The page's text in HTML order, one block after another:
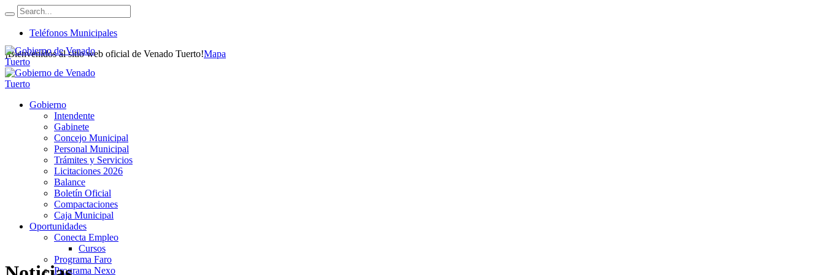
Teléfonos Municipales
¡Bienvenidos al sitio web oficial de Venado Tuerto!Mapa
Gobierno
Intendente
Gabinete
Concejo Municipal
Personal Municipal
Trámites y Servicios
Licitaciones 2026
Balance
Boletín Oficial
Compactaciones
Caja Municipal
Oportunidades
Conecta Empleo
Cursos
Programa Faro
Programa Nexo